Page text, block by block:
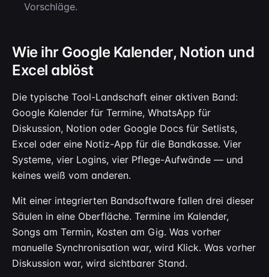
Vorschläge.
Wie ihr Google Kalender, Notion und
Excel ablöst
Die typische Tool-Landschaft einer aktiven Band:
Google Kalender für Termine, WhatsApp für
Diskussion, Notion oder Google Docs für Setlists,
Excel oder eine Notiz-App für die Bandkasse. Vier
Systeme, vier Logins, vier Pflege-Aufwände — und
keines weiß vom anderen.
Mit einer integrierten Bandsoftware fallen drei dieser
Säulen in eine Oberfläche. Termine im Kalender,
Songs am Termin, Kosten am Gig. Was vorher
manuelle Synchronisation war, wird Klick. Was vorher
Diskussion war, wird sichtbarer Stand.